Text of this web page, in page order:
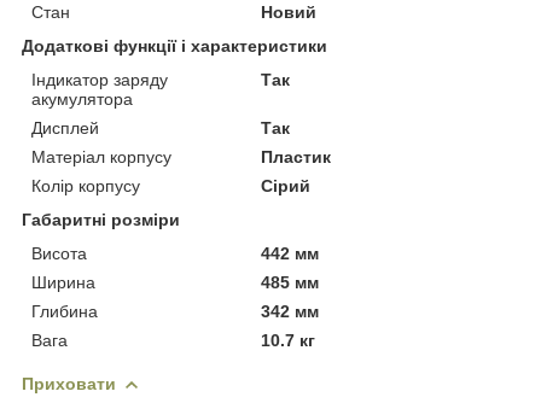
Стан
Новий
Додаткові функції і характеристики
Індикатор заряду
акумулятора
Так
Дисплей
Так
Матеріал корпусу
Пластик
Колір корпусу
Сірий
Габаритні розміри
Висота
442 мм
Ширина
485 мм
Глибина
342 мм
Вага
10.7 кг
Приховати